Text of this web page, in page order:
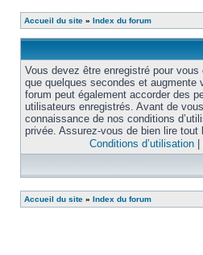
Accueil du site » Index du forum
Vous devez être enregistré pour vous
que quelques secondes et augmente
forum peut également accorder des
utilisateurs enregistrés. Avant de
connaissance de nos conditions
privée. Assurez-vous de bien lire tout
Conditions d’utilisation
Accueil du site » Index du forum